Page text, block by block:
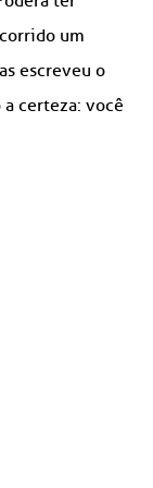
um
escreveu o
a certeza: você